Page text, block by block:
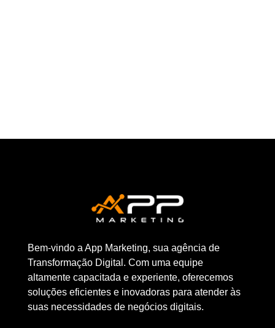
Bem-vindo a App Marketing, sua agência de
Transformação Digital. Com uma equipe
altamente capacitada e experiente, oferecemos
soluções eficientes e inovadoras para atender às
suas necessidades de negócios digitais.